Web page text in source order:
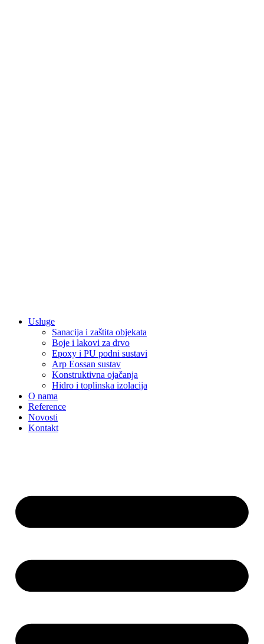
Usluge
Sanacija i zaštita objekata
Boje i lakovi za drvo
Epoxy i PU podni sustavi
Arp Eossan sustav
Konstruktivna ojačanja
Hidro i toplinska izolacija
O nama
Reference
Novosti
Kontakt